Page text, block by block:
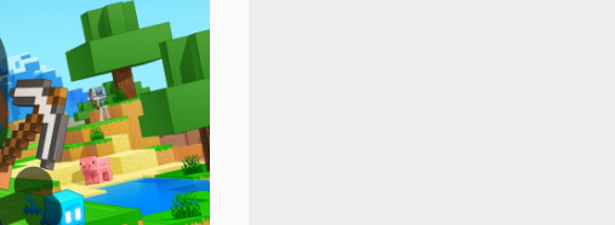
inscreva-se
os Termos de Uso e Política de Privacidade do Canaltech.